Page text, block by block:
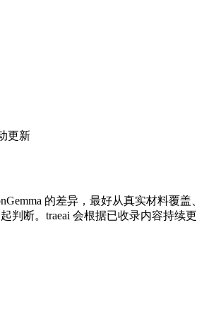
更新
的差异，最好从真实材料覆盖、
判断。traeai 会根据已收录内容持续更